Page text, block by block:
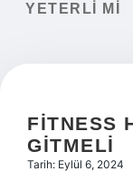
YETERLI MI
FITNESS
GITMELI
Tarih: Eylül 6, 2024